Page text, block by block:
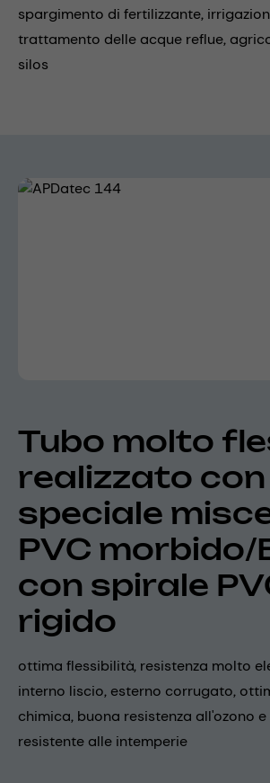
spargimento di fertilizzante,
trattamento delle acque reflue,
silos
Skip image gallery
Tubo molto
realizzato con
speciale
PVC morbido/
con spirale
rigido
ottima flessibilità, resistenza molto
interno liscio, esterno corrugato,
chimica, buona resistenza all'ozono
resistente alle intemperie